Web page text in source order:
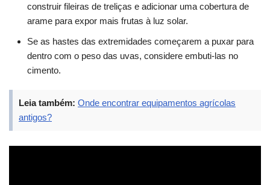
construir fileiras de treliças e adicionar uma cobertura de
arame para expor mais frutas à luz solar.
Se as hastes das extremidades começarem a puxar para
dentro com o peso das uvas, considere embuti-las no
cimento.
Leia também: Onde encontrar equipamentos agrícolas
antigos?